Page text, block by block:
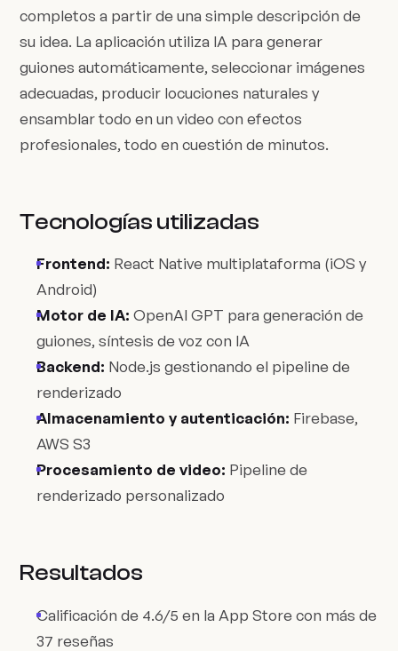
completos a partir de una simple descripción de
su idea. La aplicación utiliza IA para generar
guiones automáticamente, seleccionar imágenes
adecuadas, producir locuciones naturales y
ensamblar todo en un video con efectos
profesionales, todo en cuestión de minutos.
Tecnologías utilizadas
Frontend: React Native multiplataforma (iOS y
Android)
Motor de IA: OpenAI GPT para generación de
guiones, síntesis de voz con IA
Backend: Node.js gestionando el pipeline de
renderizado
Almacenamiento y autenticación: Firebase,
AWS S3
Procesamiento de video: Pipeline de
renderizado personalizado
Resultados
Calificación de 4.6/5 en la App Store con más de
37 reseñas